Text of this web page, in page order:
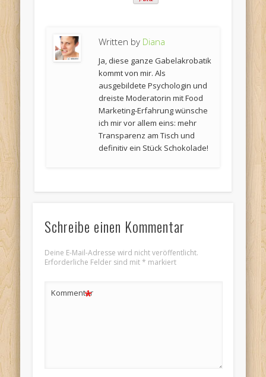
Written by Diana
Ja, diese ganze Gabelakrobatik
kommt von mir. Als
ausgebildete Psychologin und
dreiste Moderatorin mit Food
Marketing-Erfahrung wünsche
ich mir vor allem eins: mehr
Transparenz am Tisch und
definitiv ein Stück Schokolade!
Schreibe einen Kommentar
Deine E-Mail-Adresse wird nicht veröffentlicht.
Erforderliche Felder sind mit* markiert
Kommentar
*